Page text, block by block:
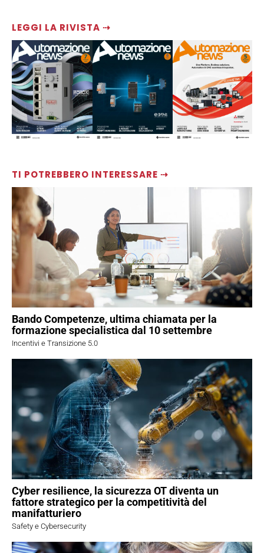
LEGGI LA RIVISTA ⇢
TI POTREBBERO INTERESSARE ⇢
Bando Competenze, ultima chiamata per la
formazione specialistica dal 10 settembre
Incentivi e Transizione 5.0
Cyber resilience, la sicurezza OT diventa un
fattore strategico per la competitività del
manifatturiero
Safety e Cybersecurity